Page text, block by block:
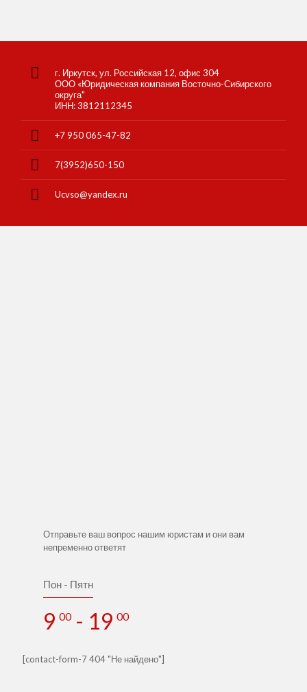
г. Иркутск, ул. Российская 12, офис 304
ООО «Юридическая компания Восточно-Сибирского
округа"
ИНН: 3812112345
+7 950 065-47-82
7(3952)650-150
Ucvso@yandex.ru
Отправьте ваш вопрос нашим юристам и они вам
непременно ответят
Пон - Пятн
9 00- 19 00
[contact-form-7 404 "Не найдено"]